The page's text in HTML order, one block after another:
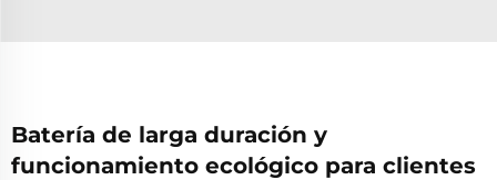
Batería de larga duración y
funcionamiento ecológico para clientes